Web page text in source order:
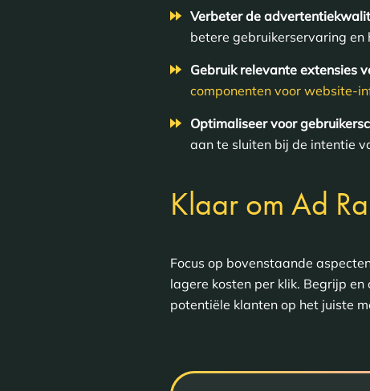
Verbeter de
betere gebruikerservaring en
Gebruik relevante extensies
componenten voor website-
Optimaliseer voor
aan te sluiten bij de intentie
Klaar om Ad
Focus op bovenstaande
lagere kosten per klik. Begrijp
potentiële klanten op het juiste